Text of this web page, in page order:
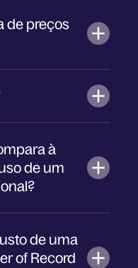
de preços
à
de um
de uma
of Record